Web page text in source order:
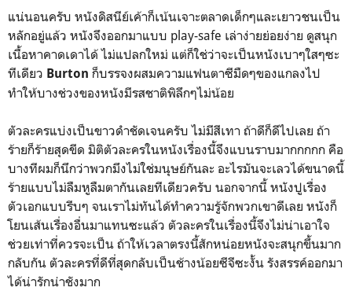
แน่นอนครับ หนังดิสนีย์เค้าก็เน้นเจาะตลาดเด็กๆและเยาวชนเป็น
หลักอยู่แล้ว หนังจึงออกมาแบบ play-safe เล่าง่ายย่อยง่าย ดูสนุก
เนื้อหาคาดเดาได้ ไม่แปลกใหม่ แต่ก็ใช่ว่าจะเป็นหนังเบาๆใสๆซะ
ทีเดียว Burton ก็บรรจงผสมความแฟนตาซีมืดๆของแกลงไป
ทำให้บางช่วงของหนังมีรสชาติพิลึกๆไม่น้อย
ตัวละครแบ่งเป็นขาวดำชัดเจนครับ ไม่มีสีเทา ถ้าดีก็ดีไปเลย ถ้า
ร้ายก็ร้ายสุดขีด มิติตัวละครในหนังเรื่องนี้จึงแบนราบมากกกกก คือ
บางทีผมก็นึกว่าพวกมึงไม่ใช่มนุษย์กันละ อะไรมันจะเลวได้ขนาดนี้
ร้ายแบบไม่ลืมหูลืมตากันเลยทีเดียวครับ นอกจากนี้ หนังปูเรื่อง
ตัวเอกแบบรีบๆ จนเราไม่ทันได้ทำความรู้จักพวกเขาดีเลย หนังก็
โยนเส้นเรื่องอื่นมาแทนซะแล้ว ตัวละครในเรื่องนี้จึงไม่น่าเอาใจ
ช่วยเท่าที่ควรจะเป็น ถ้าให้เวลาตรงนี้สักหน่อยหนังจะสนุกขึ้นมาก
กลับกัน ตัวละครที่ดีที่สุดกลับเป็นช้างน้อยซีจีซะงั้น รังสรรค์ออกมา
ได้น่ารักน่าชังมาก